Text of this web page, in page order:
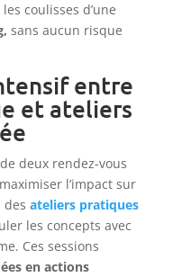
coulisses d’une
sans aucun risque
entre
et ateliers
deux rendez-vous
l’impact sur
des ateliers pratiques
les concepts avec
Ces sessions
en actions